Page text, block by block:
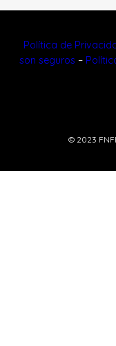
Política de
son seguros –
© 2023